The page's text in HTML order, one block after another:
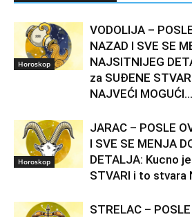
Horoskop
VODOLIJA –
NAZAD I SVE SE
NAJSITNIJEG
za SUĐENE
NAJVEĆI MOGUĆI...
Horoskop
JARAC – POSLE
I SVE SE MENJA
DETALJA: Kucno
STVARI i to stvara
STRELAC –